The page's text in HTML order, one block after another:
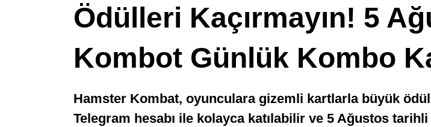
Ödülleri Kaçırmayın! 5
Kombot Günlük Kombo
Hamster Kombat, oyunculara gizemli kartlarla büyük
Telegram hesabı ile kolayca katılabilir ve 5 Ağustos